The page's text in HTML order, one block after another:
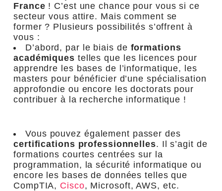
France ! C’est une chance pour vous si ce
secteur vous attire. Mais comment se
former ? Plusieurs possibilités s’offrent à
vous :
D’abord, par le biais de formations
académiques telles que les licences pour
apprendre les bases de l’informatique, les
masters pour bénéficier d’une spécialisation
approfondie ou encore les doctorats pour
contribuer à la recherche informatique !
Vous pouvez également passer des
certifications professionnelles. Il s’agit de
formations courtes centrées sur la
programmation, la sécurité informatique ou
encore les bases de données telles que
CompTIA, Cisco, Microsoft, AWS, etc.